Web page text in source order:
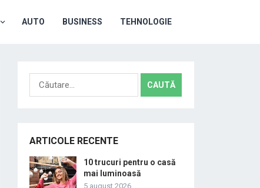
AUTO BUSINESS TEHNOLOGIE
Caută
după:
ARTICOLE RECENTE
10 trucuri pentru o casă
mai luminoasă
5 august 2026